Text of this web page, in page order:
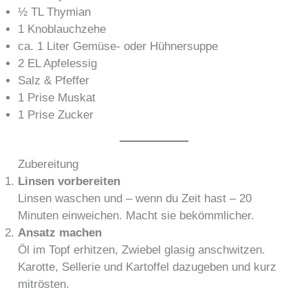
½ TL Thymian
1 Knoblauchzehe
ca. 1 Liter Gemüse- oder Hühnersuppe
2 EL Apfelessig
Salz & Pfeffer
1 Prise Muskat
1 Prise Zucker
Zubereitung
Linsen vorbereiten
Linsen waschen und – wenn du Zeit hast – 20
Minuten einweichen. Macht sie bekömmlicher.
Ansatz machen
Öl im Topf erhitzen, Zwiebel glasig anschwitzen.
Karotte, Sellerie und Kartoffel dazugeben und kurz
mitrösten.